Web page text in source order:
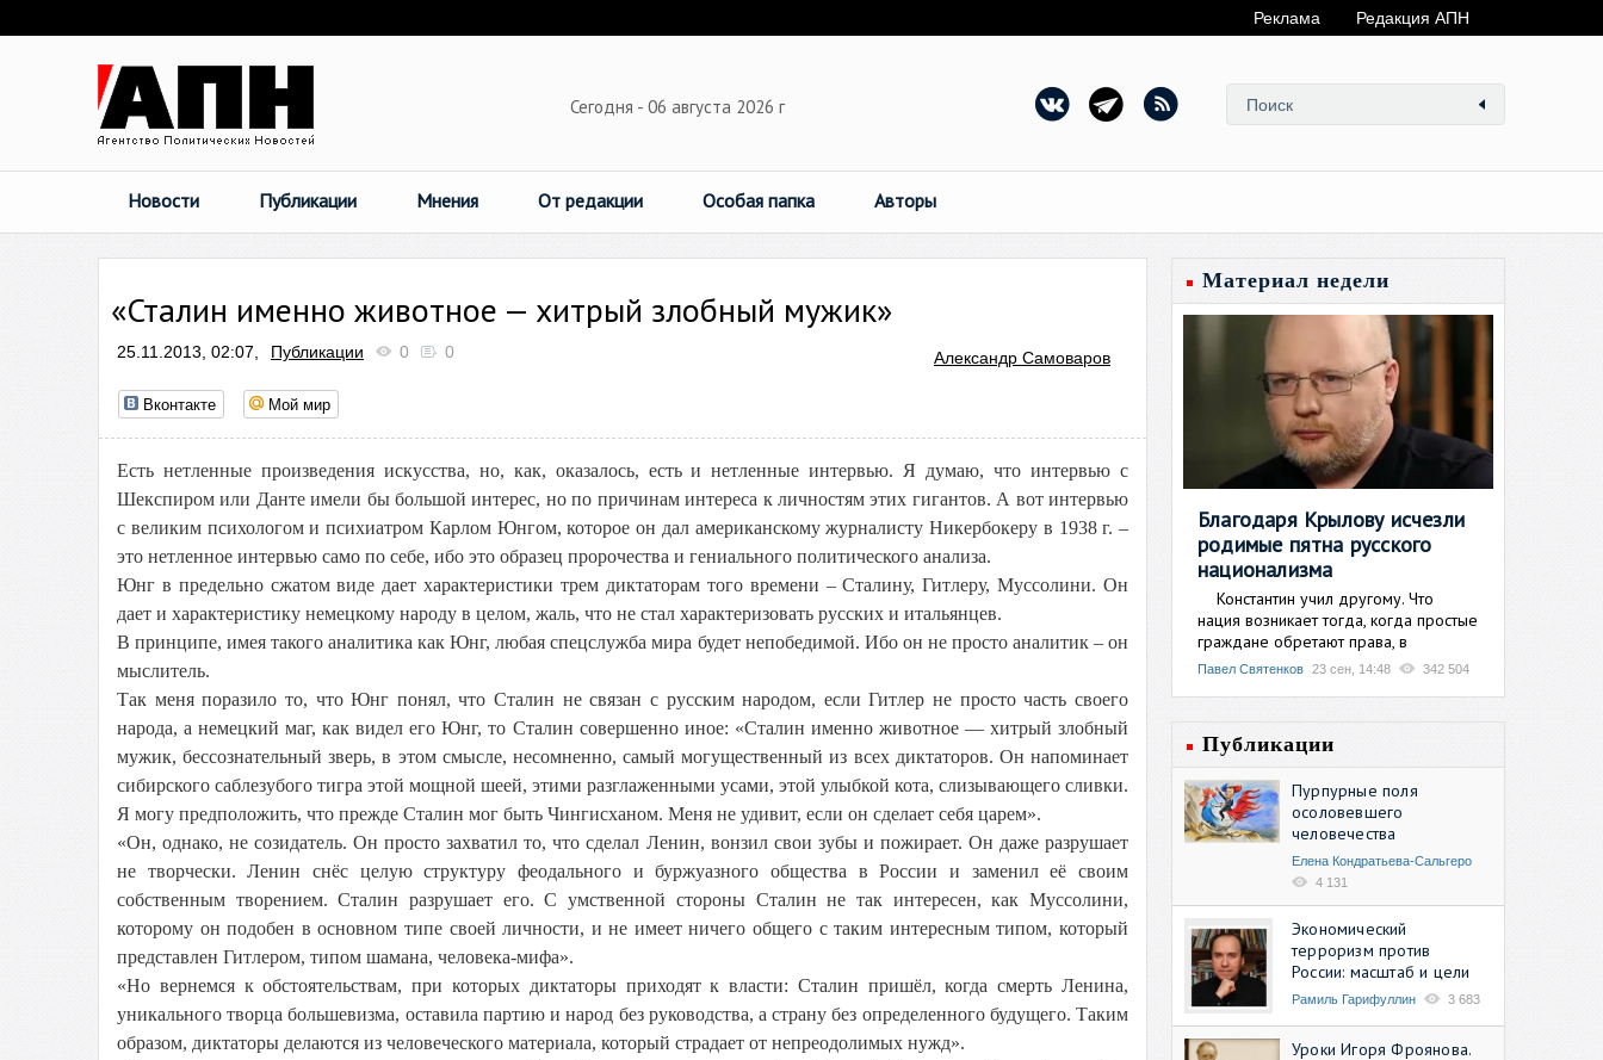
Реклама Редакция АПН
Сегодня - 06 августа 2026 г
Новости Публикации Мнения От редакции Особая папка Авторы
«Сталин именно животное — хитрый злобный мужик»
25.11.2013, 02:07, Публикации 0 0 Александр Самоваров
Вконтакте Мой мир
Есть нетленные произведения искусства, но, как, оказалось, есть и нетленные интервью. Я думаю, что интервью с
Шекспиром или Данте имели бы большой интерес, но по причинам интереса к личностям этих гигантов. А вот интервью
с великим психологом и психиатром Карлом Юнгом, которое он дал американскому журналисту Никербокеру в 1938 г. –
это нетленное интервью само по себе, ибо это образец пророчества и гениального политического анализа.
Юнг в предельно сжатом виде дает характеристики трем диктаторам того времени – Сталину, Гитлеру, Муссолини. Он
дает и характеристику немецкому народу в целом, жаль, что не стал характеризовать русских и итальянцев.
В принципе, имея такого аналитика как Юнг, любая спецслужба мира будет непобедимой. Ибо он не просто аналитик – он
мыслитель.
Так меня поразило то, что Юнг понял, что Сталин не связан с русским народом, если Гитлер не просто часть своего
народа, а немецкий маг, как видел его Юнг, то Сталин совершенно иное: «Сталин именно животное — хитрый злобный
мужик, бессознательный зверь, в этом смысле, несомненно, самый могущественный из всех диктаторов. Он напоминает
сибирского саблезубого тигра этой мощной шеей, этими разглаженными усами, этой улыбкой кота, слизывающего сливки.
Я могу предположить, что прежде Сталин мог быть Чингисханом. Меня не удивит, если он сделает себя царем».
«Он, однако, не созидатель. Он просто захватил то, что сделал Ленин, вонзил свои зубы и пожирает. Он даже разрушает
не творчески. Ленин снёс целую структуру феодального и буржуазного общества в России и заменил её своим
собственным творением. Сталин разрушает его. С умственной стороны Сталин не так интересен, как Муссолини,
которому он подобен в основном типе своей личности, и не имеет ничего общего с таким интересным типом, который
представлен Гитлером, типом шамана, человека-мифа».
«Но вернемся к обстоятельствам, при которых диктаторы приходят к власти: Сталин пришёл, когда смерть Ленина,
уникального творца большевизма, оставила партию и народ без руководства, а страну без определенного будущего. Таким
образом, диктаторы делаются из человеческого материала, который страдает от непреодолимых нужд».
Материал недели
Благодаря Крылову исчезли
родимые пятна русского
национализма
Константин учил другому. Что
нация возникает тогда, когда простые
граждане обретают права, в
Павел Святенков 23 сен, 14:48 342 504
Публикации
Пурпурные поля
осоловевшего
человечества
Елена Кондратьева-Сальгеро
4 131
Экономический
терроризм против
России: масштаб и цели
Рамиль Гарифуллин 3 683
Уроки Игоря Фроянова.